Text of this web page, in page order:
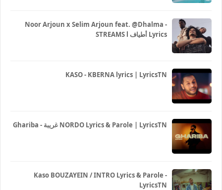
Noor Arjoun x Selim Arjoun feat. @Dhalma -
STREAMS l أطياف Lyrics
KASO - KBERNA lyrics | LyricsTN
Ghariba - غريبة NORDO Lyrics & Parole | LyricsTN
Kaso BOUZAYEIN / INTRO Lyrics & Parole -
LyricsTN